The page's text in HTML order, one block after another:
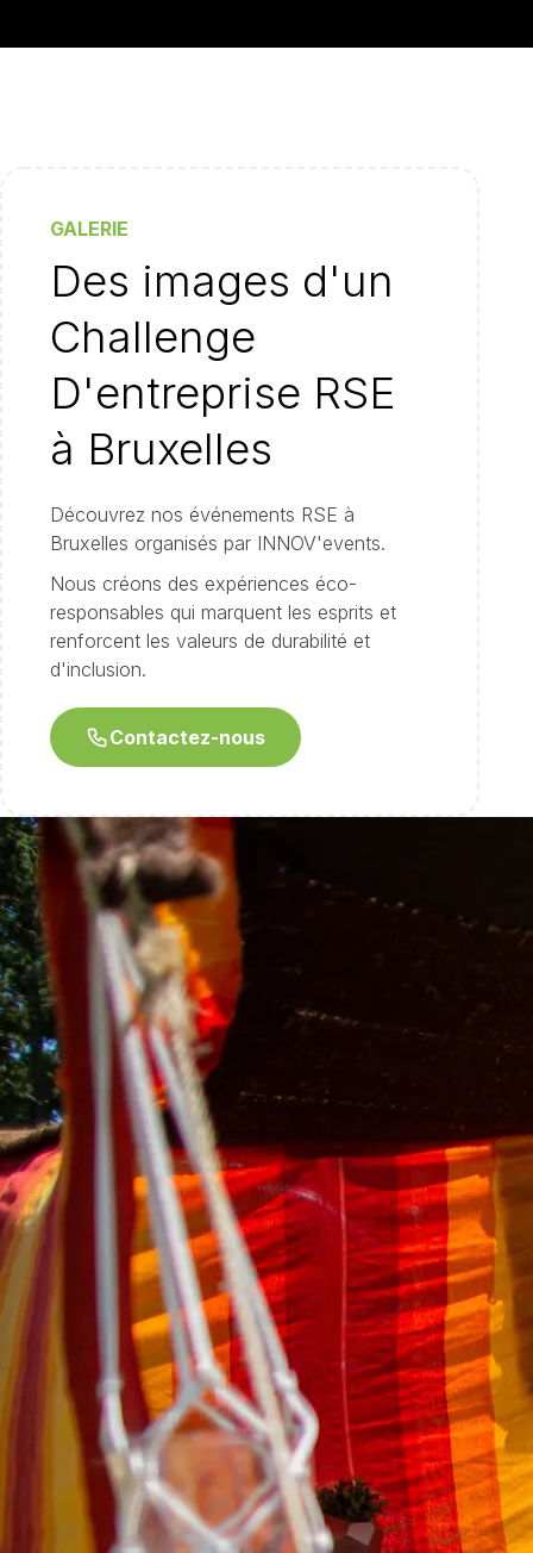
GALERIE
Des images d'un
Challenge
D'entreprise RSE
à Bruxelles
Découvrez nos événements RSE à
Bruxelles organisés par INNOV'events.
Nous créons des expériences éco-
responsables qui marquent les esprits et
renforcent les valeurs de durabilité et
d'inclusion.
Contactez-nous